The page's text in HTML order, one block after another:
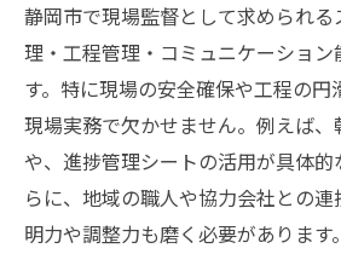
静岡市で現場監督として求められ
理・工程管理・コミュニケーション
す。特に現場の安全確保や工程の円
現場実務で欠かせません。例えば
や、進捗管理シートの活用が具体的
らに、地域の職人や協力会社との
明力や調整力も磨く必要があります